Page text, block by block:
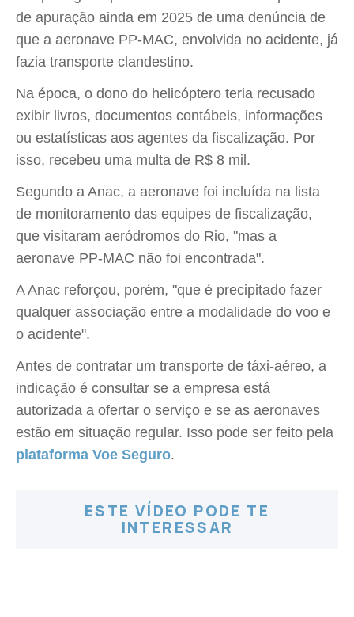
de apuração ainda em 2025 de uma denúncia de
que a aeronave PP-MAC, envolvida no acidente, já
fazia transporte clandestino.
Na época, o dono do helicóptero teria recusado
exibir livros, documentos contábeis, informações
ou estatísticas aos agentes da fiscalização. Por
isso, recebeu uma multa de R$ 8 mil.
Segundo a Anac, a aeronave foi incluída na lista
de monitoramento das equipes de fiscalização,
que visitaram aeródromos do Rio, "mas a
aeronave PP-MAC não foi encontrada".
A Anac reforçou, porém, "que é precipitado fazer
qualquer associação entre a modalidade do voo e
o acidente".
Antes de contratar um transporte de táxi-aéreo, a
indicação é consultar se a empresa está
autorizada a ofertar o serviço e se as aeronaves
estão em situação regular. Isso pode ser feito pela
plataforma Voe Seguro.
ESTE VÍDEO PODE TE
INTERESSAR